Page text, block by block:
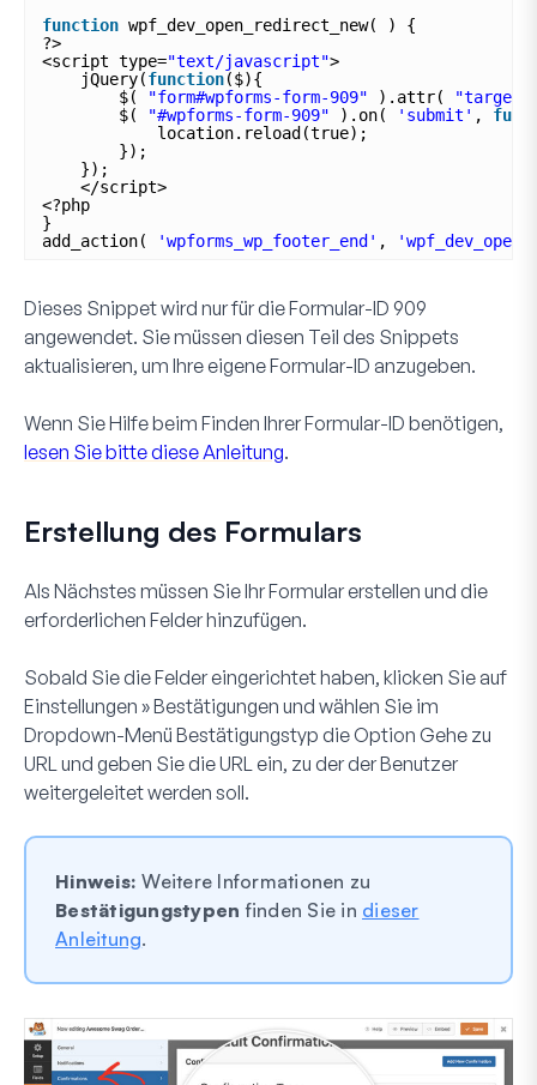
function wpf_dev_open_redirect_new( ) {
?>
<script type="text/javascript">
jQuery(function($){
$(
"form#wpforms-form-909" ).attr( "target"
$(
"#wpforms-form-909" ).on( 'submit' ,
location.reload(true);
});
});
</script>
<?php
}
add_action(
'wpforms_wp_footer_end' ,
Dieses Snippet wird nur für die Formular-ID 909
angewendet. Sie müssen diesen Teil des Snippets
aktualisieren, um Ihre eigene Formular-ID anzugeben.
Wenn Sie Hilfe beim Finden Ihrer Formular-ID benötigen,
lesen Sie bitte diese Anleitung.
Erstellung des Formulars
Als Nächstes müssen Sie Ihr Formular erstellen und die
erforderlichen Felder hinzufügen.
Sobald Sie die Felder eingerichtet haben, klicken Sie auf
Einstellungen » Bestätigungen und wählen Sie im
Dropdown-Menü Bestätigungstyp die Option Gehe zu
URL und geben Sie die URL ein, zu der der Benutzer
weitergeleitet werden soll.
Hinweis: Weitere Informationen zu
Bestätigungstypen finden Sie in dieser
Anleitung.